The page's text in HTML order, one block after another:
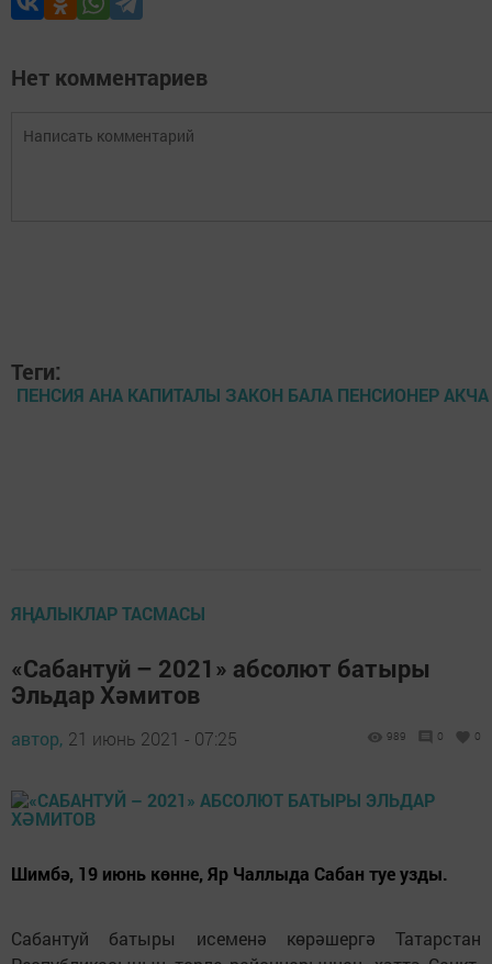
Нет комментариев
Теги:
ПЕНСИЯ АНА КАПИТАЛЫ ЗАКОН БАЛА ПЕНСИОНЕР
ЯҢАЛЫКЛАР ТАСМАСЫ
«Сабантуй – 2021» абсолют батыры
Эльдар Хәмитов
автор, 21 июнь 2021 - 07:25 989 0 0
Шимбә, 19 июнь көнне, Яр Чаллыда Сабан туе узды.
Сабантуй батыры исеменә көрәшергә Татарстан